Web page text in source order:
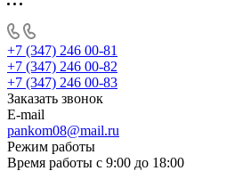
+7 (347) 246 00-81
+7 (347) 246 00-82
+7 (347) 246 00-83
Заказать звонок
E-mail
pankom08@mail.ru
Режим работы
Время работы с 9:00 до 18:00